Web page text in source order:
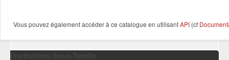
Vous pouvez également accéder à ce catalogue en utilisantAPI (cf